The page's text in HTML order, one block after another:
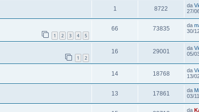
1 8722 da
27/
1 2 3 4 5
66 73835 da
30/
1 2
16 29001 da
05/
14 18768 da
13/
13 17861 da
03/
da